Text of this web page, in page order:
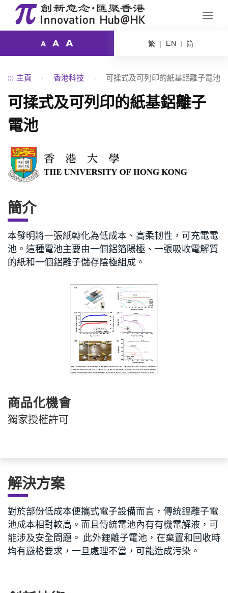
A A A 繁 EN 简
::: 主頁 香港科技 可揉式及可列印的紙基鋁離子電池
可揉式及可列印的紙基鋁離子
電池
簡介
本發明將一張紙轉化為低成本、高柔韧性，可充電電
池。這種電池主要由一個鋁箔陽極、一張吸收電解質
的紙和一個鋁離子儲存陰極組成。
商品化機會
獨家授權許可
解決方案
對於部份低成本便攜式電子設備而言，傳統鋰離子電
池成本相對較高。而且傳統電池內有有機電解液，可
能涉及安全問題。 此外鋰離子電池，在棄置和回收時
均有嚴格要求，一旦處理不當，可能造成污染。